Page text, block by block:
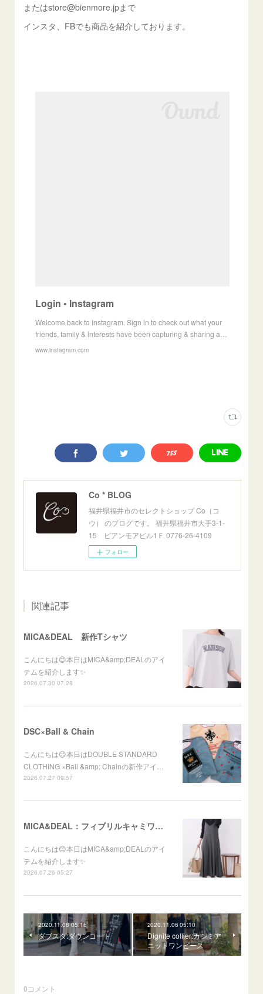
またはstore@bienmore.jpまで
インスタ、FBでも商品を紹介しております。
Login • Instagram
Welcome back to Instagram. Sign in to check out what your
friends, family & interests have been capturing & sharing a…
www.instagram.com
Co * BLOG
福井県福井市のセレクトショップ Co（コ
ウ） のブログです。 福井県福井市大手3-1-
15 ビアンモアビル1Ｆ 0776-26-4109
フォロー
関連記事
MICA&DEAL 新作Tシャツ
こんにちは😊本日はMICA&amp;DEALのアイ
テムを紹介します✨
2026.07.30 07:28
DSC×Ball & Chain
こんにちは😊本日はDOUBLE STANDARD
CLOTHING ×Ball &amp; Chainの新作アイ…
2026.07.27 09:57
MICA&DEAL：フィブリルキャミワンピース
こんにちは😊本日はMICA&amp;DEALのアイ
テムを紹介します✨
2026.07.26 05:27
2020.11.08 05:16
ダブスタ:ダウンコート
2020.11.06 05:10
Dignite collier:カシミア
ニットワンピース
0コメント